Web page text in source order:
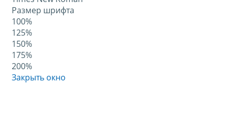
Размер шрифта
100%
125%
150%
175%
200%
Закрыть окно